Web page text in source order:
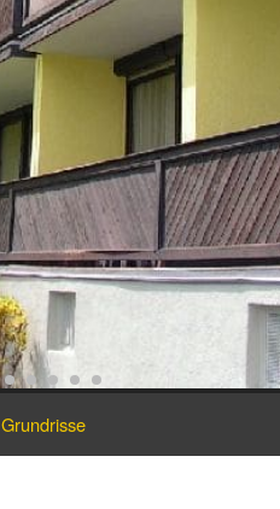
Grundrisse